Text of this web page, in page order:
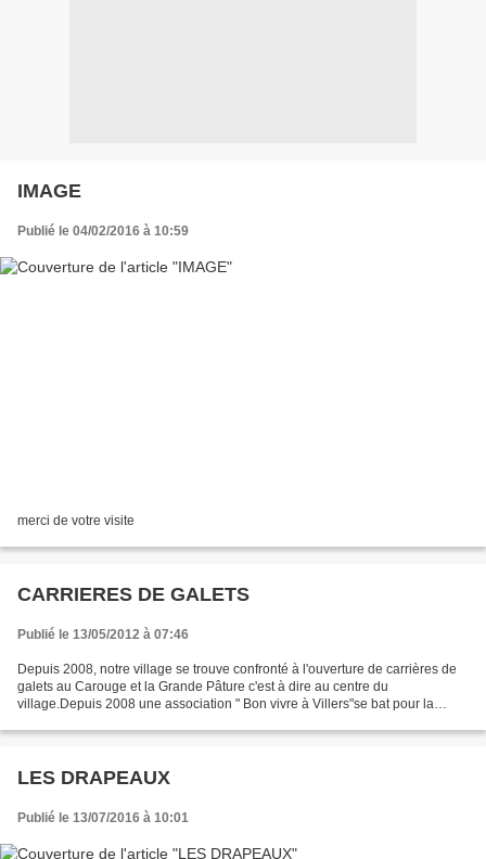
IMAGE
Publié le 04/02/2016 à 10:59
merci de votre visite
CARRIERES DE GALETS
Publié le 13/05/2012 à 07:46
Depuis 2008, notre village se trouve confronté à l'ouverture de carrières de
galets au Carouge et la Grande Pâture c'est à dire au centre du
village.Depuis 2008 une association " Bon vivre à Villers"se bat pour la
LES DRAPEAUX
Publié le 13/07/2016 à 10:01